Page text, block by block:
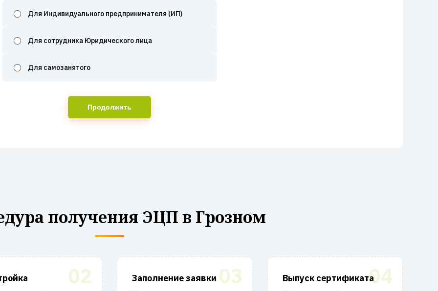
Для Индивидуального предпринимателя (ИП)
Для сотрудника Юридического лица
Для самозанятого
Продолжить
получения ЭЦП в Грозном
02 03
Заполнение заявки 04
Выпуск сертификата